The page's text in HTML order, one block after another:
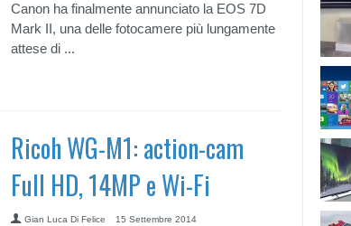
Canon ha finalmente annunciato la EOS 7D
Mark II, una delle fotocamere più lungamente
attese di ...
Ricoh WG-M1: action-cam
Full HD, 14MP e Wi-Fi
Gian Luca Di Felice 15 Settembre 2014